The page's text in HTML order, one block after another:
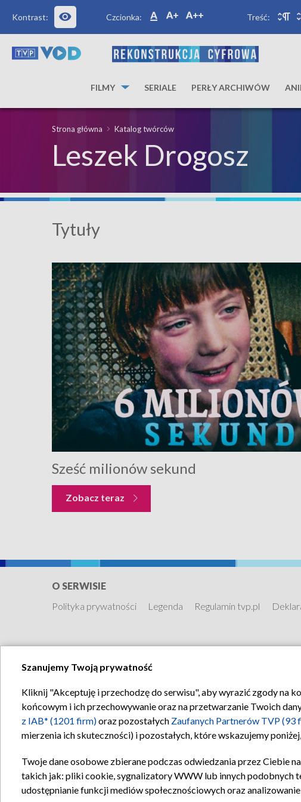
Kontrast: Czcionka: Treść:
FILMY SERIALE PERŁY ARCHIWÓW
Strona główna Katalog twórców
Leszek Drogosz
Tytuły
Sześć milionów sekund
Zobacz teraz
O SERWISIE
Polityka prywatności
Legenda Regulamin tvp.pl
Szanujemy Twoją prywatność
Kliknij "Akceptuję i przechodzę do serwisu", aby wyrazić zgody na
końcowym i ich przechowywanie oraz na przetwarzanie Twoich
z IAB* (1201 firm)oraz pozostałych Zaufanych Partnerów TVP (93
mierzenia ich skuteczności) i pozostałych, które wskazujemy
Twoje dane osobowe zbierane podczas odwiedzania przez Ciebie
takich jak: pliki cookie, sygnalizatory WWW lub innych podobnych
udostępnianie funkcji mediów społecznościowych oraz